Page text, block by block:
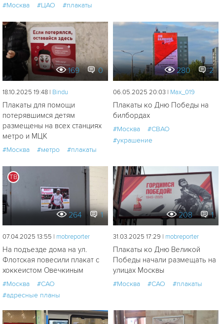
#Москва #ЦАО #плакаты
169 0
18.10.2025 19:48 | Bindu
Плакаты для помощи
потерявшимся детям
размещены на всех станциях
метро и МЦК
#Москва #метро #плакаты
280 2
06.05.2025 20:03 | Мах_019
Плакаты ко Дню Победы на
билбордах
#Москва
#СВАО
#украшение
ТВ
264 1
07.04.2025 13:55 | mobreporter
На подъезде дома на ул.
Флотская повесили плакат с
хоккеистом Овечкиным
#Москва
#САО
#адресные планы
208 1
31.03.2025 17:29 | mobreporter
Плакаты ко Дню Великой
Победы начали размещать на
улицах Москвы
#Москва #САО #плакаты